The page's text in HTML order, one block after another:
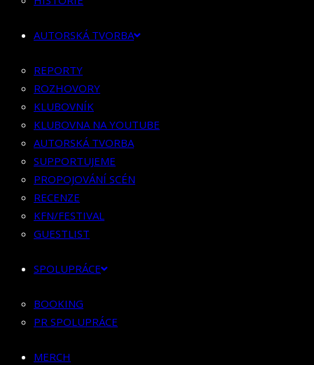
KLUBOVNA NA YOUTUBE
SUPPORTUJEME
PROPOJOVÁNÍ SCÉN
RECENZE
KFN/FESTIVAL
GUESTLIST
SPOLUPRÁCE
BOOKING
PR SPOLUPRÁCE
MERCH
AUTORSKÁ TVORBA
REPORTY
ROZHOVORY
KLUBOVNÍK
KLUBOVNA NA YOUTUBE
AUTORSKÁ TVORBA
SUPPORTUJEME
PROPOJOVÁNÍ SCÉN
RECENZE
KFN/FESTIVAL
GUESTLIST
SPOLUPRÁCE
BOOKING
PR SPOLUPRÁCE
MERCH